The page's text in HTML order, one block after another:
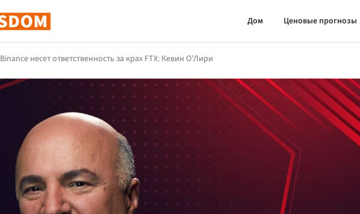
Дом Ценовые прогнозы
Binance несет ответственность за крах FTX: Кевин О’Лири